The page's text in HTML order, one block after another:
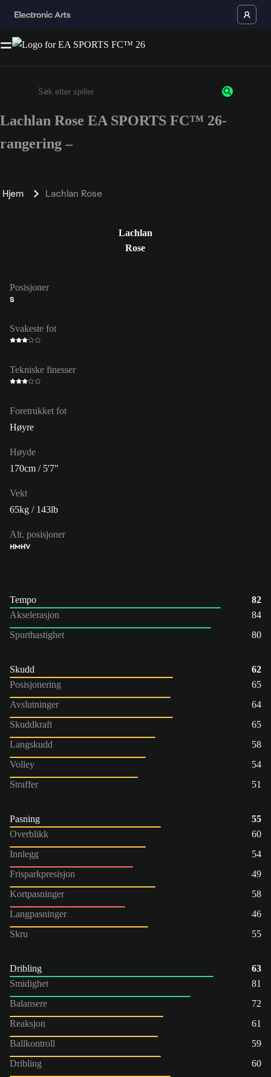
Enter a minimum of 3 characters or numbers
Lachlan Rose EA SPORTS FC™ 26-
rangering –
Hjem Lachlan Rose
Lachlan
Rose
Posisjoner
S
Svakeste fot
Tekniske finesser
Foretrukket fot
Høyre
Høyde
170cm / 5'7"
Vekt
65kg / 143lb
Alt. posisjoner
HMHV
Tempo
82
Akselerasjon
84
Spurthastighet
80
Skudd
62
Posisjonering
65
Avslutninger
64
Skuddkraft
65
Langskudd
58
Volley
54
Straffer
51
Pasning
55
Overblikk
60
Innlegg
54
Frisparkpresisjon
49
Kortpasninger
58
Langpasninger
46
Skru
55
Dribling
63
Smidighet
81
Balansere
72
Reaksjon
61
Ballkontroll
59
Dribling
60